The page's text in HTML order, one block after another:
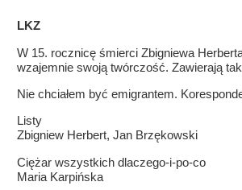
LKZ
W 15. rocznicę śmierci Zbigniewa
wzajemnie swoją twórczość. Zawierają
Nie chciałem być emigrantem.
Listy
Zbigniew Herbert, Jan Brzękowski
Ciężar wszystkich dlaczego-i-po-co
Maria Karpińska